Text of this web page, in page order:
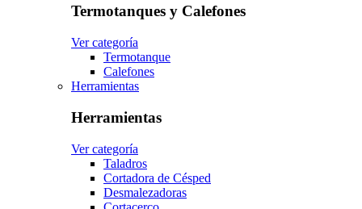
Termotanques y Calefones
Ver categoría
Termotanque
Calefones
Herramientas
Herramientas
Ver categoría
Taladros
Cortadora de Césped
Desmalezadoras